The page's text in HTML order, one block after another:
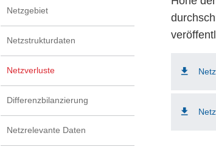
Netzgebiet
Netzstrukturdaten
Netzverluste
Differenzbilanzierung
Netzrelevante Daten